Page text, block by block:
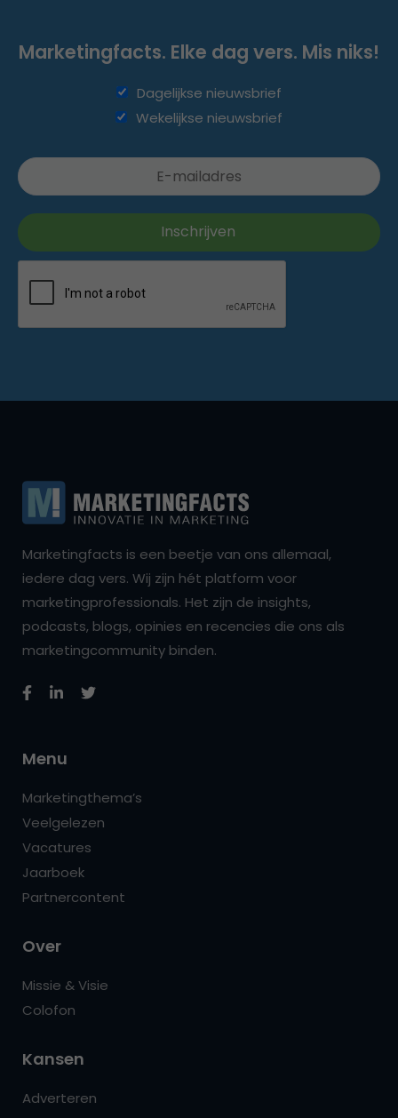
Marketingfacts. Elke dag vers. Mis niks!
Dagelijkse nieuwsbrief
Wekelijkse nieuwsbrief
Marketingfacts is een beetje van ons allemaal,
iedere dag vers. Wij zijn hét platform voor
marketingprofessionals. Het zijn de insights,
podcasts, blogs, opinies en recencies die ons als
marketingcommunity binden.
Menu
Marketingthema’s
Veelgelezen
Vacatures
Jaarboek
Partnercontent
Over
Missie & Visie
Colofon
Kansen
Adverteren